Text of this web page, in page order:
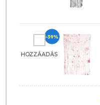
HOZZÁADÁS
-39%